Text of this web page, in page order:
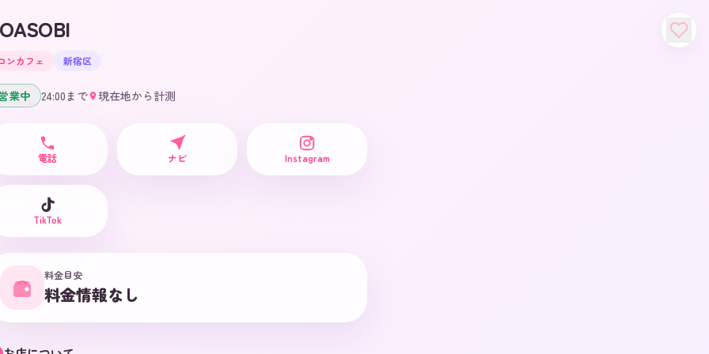
ンカフェ 新宿区
業中 24:00 まで 現在地から計測
電話 ナビ Instagram
TikTok
料金目安
料金情報なし